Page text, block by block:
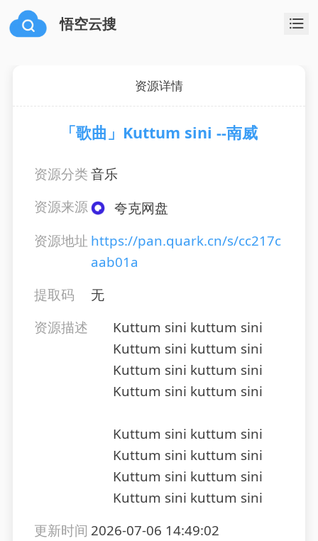
悟空云搜
资源详情
「歌曲」Kuttum sini --南威
资源分类音乐
资源来源
夸克网盘
资源地址 https://pan.quark.cn/s/cc217c
aab01a
提取码
无
资源描述
Kuttum sini kuttum sini
Kuttum sini kuttum sini
Kuttum sini kuttum sini
Kuttum sini kuttum sini
Kuttum sini kuttum sini
Kuttum sini kuttum sini
Kuttum sini kuttum sini
Kuttum sini kuttum sini
更新时间 2026-07-06 14:49:02